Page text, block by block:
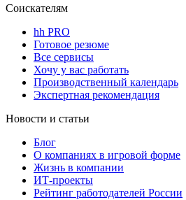
Соискателям
hh PRO
Готовое резюме
Все сервисы
Хочу у вас работать
Производственный календарь
Экспертная рекомендация
Новости и статьи
Блог
О компаниях в игровой форме
Жизнь в компании
ИТ-проекты
Рейтинг работодателей России